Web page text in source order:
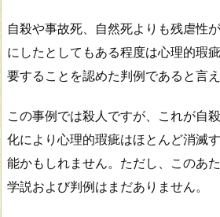
自殺や事故死、自然死よりも残虐性
にしたとしてもある程度は心理的瑕
要することを認めた判例であると言え
この事例では殺人ですが、これが自
化により心理的瑕疵はほとんど消滅
能かもしれません。ただし、このあ
学説および判例はまだありません。